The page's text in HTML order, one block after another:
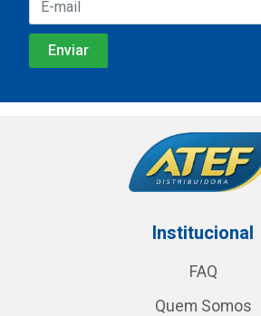
Institucional
FAQ
Quem Somos